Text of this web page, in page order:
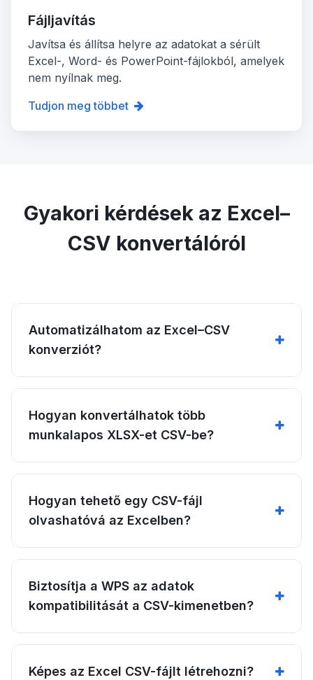
Fájljavítás
Javítsa és állítsa helyre az adatokat a sérült
Excel-, Word- és PowerPoint-fájlokból, amelyek
nem nyílnak meg.
Tudjon meg többet
Gyakori kérdések az Excel–
CSV konvertálóról
Automatizálhatom az Excel–CSV
konverziót?
Hogyan konvertálhatok több
munkalapos XLSX-et CSV-be?
Hogyan tehető egy CSV-fájl
olvashatóvá az Excelben?
Biztosítja a WPS az adatok
kompatibilitását a CSV-kimenetben?
Képes az Excel CSV-fájlt létrehozni?